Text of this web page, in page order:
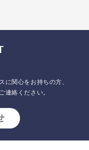
に関心をお持ちの方、
連絡ください。